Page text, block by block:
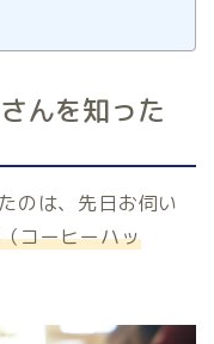
んを知った
のは、先日お伺い
コーヒーハッ